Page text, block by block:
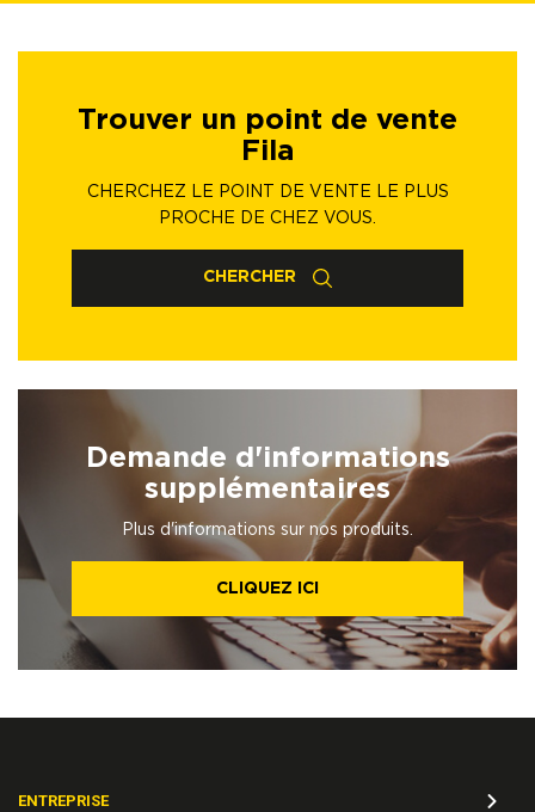
Trouver un point de vente
Fila
CHERCHEZ LE POINT DE VENTE LE PLUS
PROCHE DE CHEZ VOUS.
CHERCHER
Demande d'informations
supplémentaires
Plus d'informations sur nos produits.
CLIQUEZ ICI
ENTREPRISE